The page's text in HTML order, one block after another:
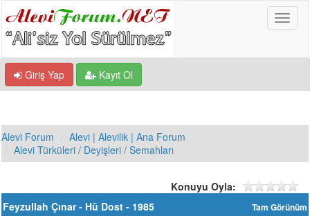
Giriş Yap Kayıt Ol
Alevi Forum
Alevi | Alevilik | Ana Forum
Alevi Türküleri / Deyişleri / Semahları
Konuyu Oyla:
Tam Görünüm
Feyzullah Çınar - Hü Dost - 1985